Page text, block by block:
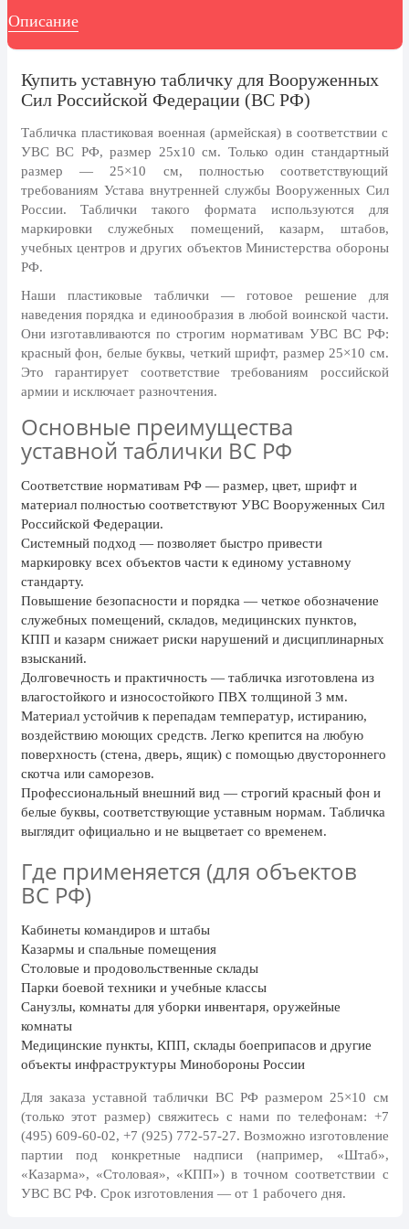
день
27 марта, День театра
1 апреля, День смеха
благоустройству
День геолога (первое воскресенье
апреля)
Светлая Пасха
12 апреля, День космонавтики
18 апреля, Дни исторического и
1 мая, праздник Весны и Труда
6 мая, День герба и флага города
Москвы
9 мая, День Победы
24 мая, День славянской
письменности и культуры
1 июня, День защиты детей
8 июня, День социального работника
12 июня, День России
День медицинского работника
22 июня, День памяти и скорби
Выпускной для школ и ВУЗов
29 июня, День партизан и
подпольщиков
3 июля, День ГАИ (ГИБДД)
8 июля, День Семьи Любви и
Верности
День рыбака (второе воскресенье
День ВМФ (последнее воскресенье
июля)
2 августа, День ВДВ
Описание
Купить уставную табличку для Вооруженных
Сил Российской Федерации (ВС РФ)
Табличка пластиковая военная (армейская) в соответствии с
УВС ВС РФ, размер 25х10 см. Только один стандартный
размер — 25×10 см, полностью соответствующий
требованиям Устава внутренней службы Вооруженных Сил
России. Таблички такого формата используются для
маркировки служебных помещений, казарм, штабов,
учебных центров и других объектов Министерства обороны
РФ.
Наши пластиковые таблички — готовое решение для
наведения порядка и единообразия в любой воинской части.
Они изготавливаются по строгим нормативам УВС ВС РФ:
красный фон, белые буквы, четкий шрифт, размер 25×10 см.
Это гарантирует соответствие требованиям российской
армии и исключает разночтения.
Основные преимущества
уставной таблички ВС РФ
Соответствие нормативам РФ— размер, цвет, шрифт и
материал полностью соответствуют УВС Вооруженных Сил
Российской Федерации.
Системный подход — позволяет быстро привести
маркировку всех объектов части к единому уставному
стандарту.
Повышение безопасности и порядка — четкое обозначение
служебных помещений, складов, медицинских пунктов,
КПП и казарм снижает риски нарушений и дисциплинарных
взысканий.
Долговечность и практичность— табличка изготовлена из
влагостойкого и износостойкого ПВХ толщиной 3 мм.
Материал устойчив к перепадам температур, истиранию,
воздействию моющих средств. Легко крепится на любую
поверхность (стена, дверь, ящик) с помощью двустороннего
скотча или саморезов.
Профессиональный внешний вид — строгий красный фон и
белые буквы, соответствующие уставным нормам. Табличка
выглядит официально и не выцветает со временем.
Где применяется (для объектов
ВС РФ)
Кабинеты командиров и штабы
Казармы и спальные помещения
Столовые и продовольственные склады
Парки боевой техники и учебные классы
Санузлы, комнаты для уборки инвентаря, оружейные
комнаты
Медицинские пункты, КПП, склады боеприпасов и другие
объекты инфраструктуры Минобороны России
Для заказа уставной таблички ВС РФ размером 25×10 см
(только этот размер) свяжитесь с нами по телефонам: +7
(495) 609-60-02, +7 (925) 772-57-27. Возможно изготовление
партии под конкретные надписи (например, «Штаб»,
«Казарма», «Столовая», «КПП») в точном соответствии с
УВС ВС РФ. Срок изготовления — от 1 рабочего дня.